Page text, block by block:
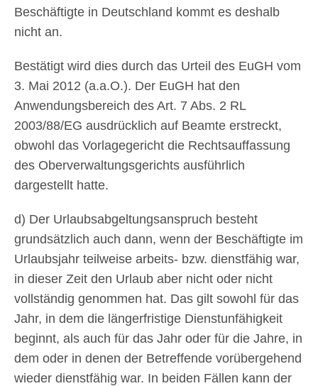
Beschäftigte in Deutschland kommt es deshalb
nicht an.
Bestätigt wird dies durch das Urteil des EuGH vom
3. Mai 2012 (a.a.O.). Der EuGH hat den
Anwendungsbereich des Art. 7 Abs. 2 RL
2003/88/EG ausdrücklich auf Beamte erstreckt,
obwohl das Vorlagegericht die Rechtsauffassung
des Oberverwaltungsgerichts ausführlich
dargestellt hatte.
d) Der Urlaubsabgeltungsanspruch besteht
grundsätzlich auch dann, wenn der Beschäftigte im
Urlaubsjahr teilweise arbeits- bzw. dienstfähig war,
in dieser Zeit den Urlaub aber nicht oder nicht
vollständig genommen hat. Das gilt sowohl für das
Jahr, in dem die längerfristige Dienstunfähigkeit
beginnt, als auch für das Jahr oder für die Jahre, in
dem oder in denen der Betreffende vorübergehend
wieder dienstfähig war. In beiden Fällen kann der